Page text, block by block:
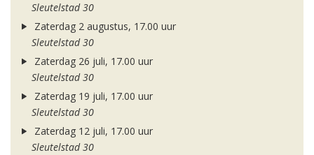
Sleutelstad 30
Zaterdag 2 augustus, 17.00 uur
Sleutelstad 30
Zaterdag 26 juli, 17.00 uur
Sleutelstad 30
Zaterdag 19 juli, 17.00 uur
Sleutelstad 30
Zaterdag 12 juli, 17.00 uur
Sleutelstad 30